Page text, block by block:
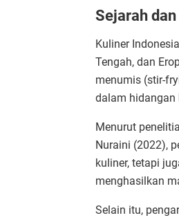
Sejarah
Kuliner
Tengah, dan
menumis (stir-
dalam hidangan
Menurut
Nuraini (2022),
kuliner, tetapi
menghasilkan
Selain itu,